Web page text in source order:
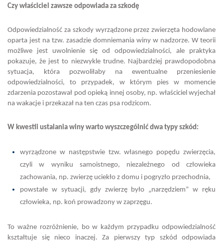
Czy właściciel zawsze odpowiada za szkodę
Odpowiedzialność za szkody wyrządzone przez zwierzęta hodowlane
oparta jest na tzw. zasadzie domniemania winy w nadzorze. W teorii
możliwe jest uwolnienie się od odpowiedzialności, ale praktyka
pokazuje, że jest to niezwykle trudne. Najbardziej prawdopodobna
sytuacja, która pozwoliłaby na ewentualne przeniesienie
odpowiedzialności, to przypadek, w którym pies w momencie
zdarzenia pozostawał pod opieką innej osoby, np. właściciel wyjechał
na wakacje i przekazał na ten czas psa rodzicom.
W kwestii ustalania winy warto wyszczególnić dwa typy szkód:
wyrządzone w następstwie tzw. własnego popędu zwierzęcia,
czyli w wyniku samoistnego, niezależnego od człowieka
zachowania, np. zwierzę uciekło z domu i pogryzło przechodnia,
powstałe w sytuacji, gdy zwierzę było „narzędziem” w ręku
człowieka, np. koń prowadzony w zaprzęgu.
To ważne rozróżnienie, bo w każdym przypadku odpowiedzialność
kształtuje się nieco inaczej. Za pierwszy typ szkód odpowiada